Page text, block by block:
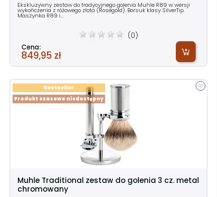
Ekskluzywny zestaw do tradycyjnego golenia Muhle R89 w wersji
wykończenia z różowego złota (Rosegold). Borsuk klasy SilverTip.
Maszynka R89 i...
(0)
Cena:
849,95 zł
Muhle Traditional zestaw do golenia 3 cz. metal
chromowany
Produkt czasowo niedostępny
Bestseller